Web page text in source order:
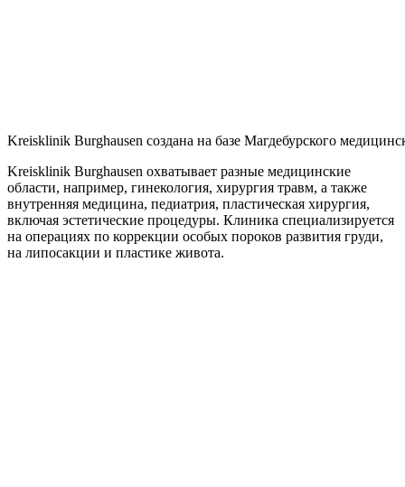
Kreisklinik Burghausen создана на базе Магдебурского
Kreisklinik Burghausen охватывает разные медицинские
области, например, гинекология, хирургия травм, а также
внутренняя медицина, педиатрия, пластическая хирургия,
включая эстетические процедуры. Клиника специализируется
на операциях по коррекции особых пороков развития груди,
на липосакции и пластике живота.